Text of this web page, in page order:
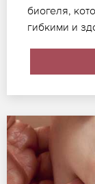
биогеля,
гибкими и